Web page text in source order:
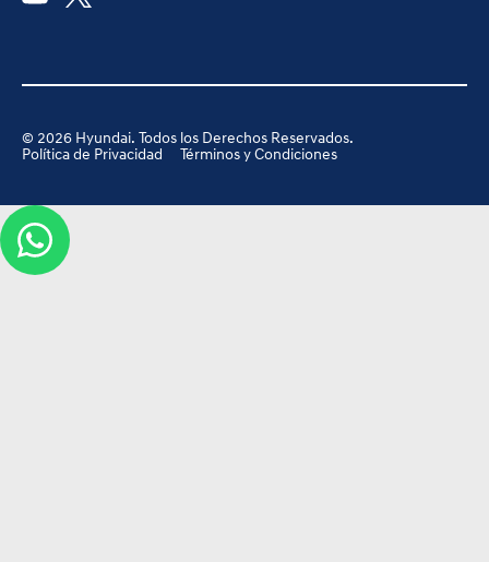
© 2026Hyundai. Todos los Derechos Reservados.
Política de Privacidad
Términos y Condiciones